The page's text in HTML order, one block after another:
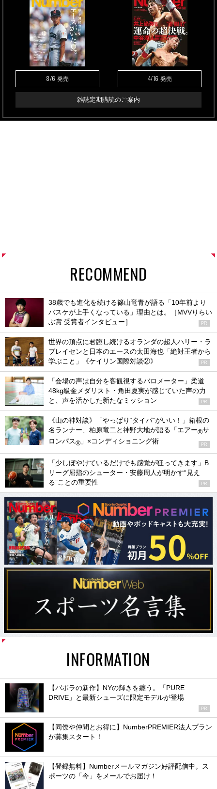
8/6 発売 4/16 発売
雑誌定期購読のご案内
RECOMMEND
38歳でも進化を続ける篠山竜青が語る「10年前より
バスケが上手くなっている」理由とは。［MVVりらい
ぶ賞 受賞者インタビュー］
PR
世界の頂点に君臨し続けるオランダの超人ハリー・ラ
ブレイセンと日本のエースの太田海也「絶対王者から
学ぶこと」《ケイリン国際対談②》
PR
「会場の声は自分を客観視するバロメーター」柔道
48kg級金メダリスト・角田夏実が感じていた声の力
と、声を活かした新たなミッション
PR
《山の神対談》「やっぱり“タイパ”がいい！」箱根の
名ランナー、柏原竜二と神野大地が語る「エアー®サ
ロンパス® 」×コンディショニング術 PR
「少しぼやけているだけでも感覚が狂ってきます」B
リーグ屈指のシューター・安藤周人が明かす“見え
る”ことの重要性
PR
INFORMATION
【バボラの新作】NYの輝きを纏う。「PURE
DRIVE」と最新シューズに限定モデルが登場
PR
【同僚や仲間とお得に】NumberPREMIER法人プラン
が募集スタート！
【登録無料】Numberメールマガジン好評配信中。ス
ポーツの「今」をメールでお届け！